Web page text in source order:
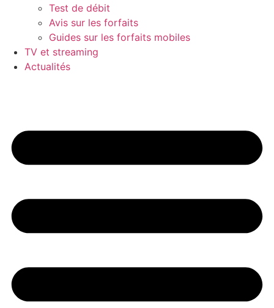
Test de débit
Avis sur les forfaits
Guides sur les forfaits mobiles
TV et streaming
Actualités